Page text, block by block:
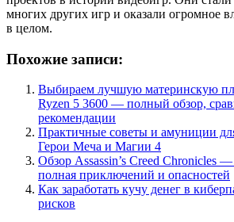
многих других игр и оказали огромное
в целом.
Похожие записи:
Выбираем лучшую материнскую
Ryzen 5 3600 — полный обзор,
рекомендации
Практичные советы и амуниции
Герои Меча и Магии 4
Обзор Assassin’s Creed Chronicles
полная приключений и опасностей
Как заработать кучу денег в
рисков